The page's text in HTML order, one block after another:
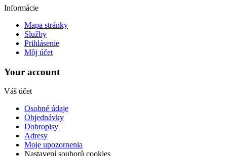
Informácie
Mapa stránky
Služby
Prihlásenie
Môj účet
Your account
Váš účet
Osobné údaje
Objednávky
Dobropisy
Adresy
Moje upozornenia
Nastavení souborů cookies